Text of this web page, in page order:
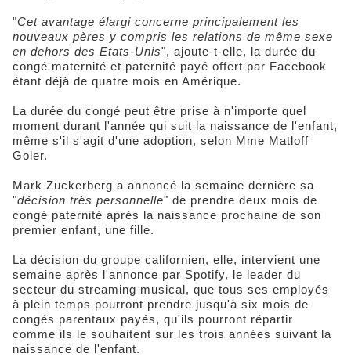
"Cet avantage élargi concerne principalement les
nouveaux pères y compris les relations de même sexe
en dehors des Etats-Unis", ajoute-t-elle, la durée du
congé maternité et paternité payé offert par Facebook
étant déjà de quatre mois en Amérique.
La durée du congé peut être prise à n'importe quel
moment durant l'année qui suit la naissance de l'enfant,
même s'il s'agit d'une adoption, selon Mme Matloff
Goler.
Mark Zuckerberg a annoncé la semaine dernière sa
"décision très personnelle" de prendre deux mois de
congé paternité après la naissance prochaine de son
premier enfant, une fille.
La décision du groupe californien, elle, intervient une
semaine après l'annonce par Spotify, le leader du
secteur du streaming musical, que tous ses employés
à plein temps pourront prendre jusqu'à six mois de
congés parentaux payés, qu'ils pourront répartir
comme ils le souhaitent sur les trois années suivant la
naissance de l'enfant.